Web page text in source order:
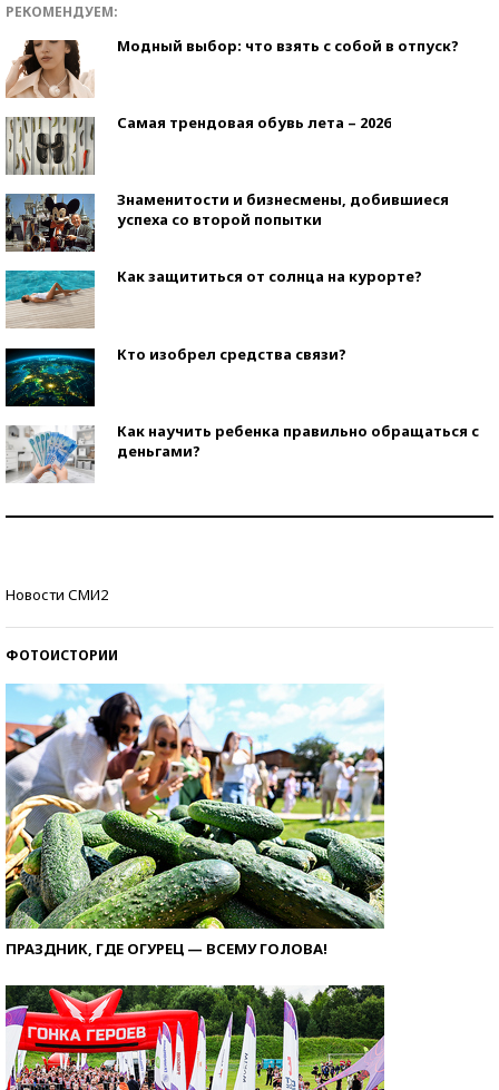
РЕКОМЕНДУЕМ:
Модный выбор: что взять с собой в отпуск?
Самая трендовая обувь лета – 2026
Знаменитости и бизнесмены, добившиеся
успеха со второй попытки
Как защититься от солнца на курорте?
Кто изобрел средства связи?
Как научить ребенка правильно обращаться с
деньгами?
Новости СМИ2
ФОТОИСТОРИИ
ПРАЗДНИК, ГДЕ ОГУРЕЦ — ВСЕМУ ГОЛОВА!